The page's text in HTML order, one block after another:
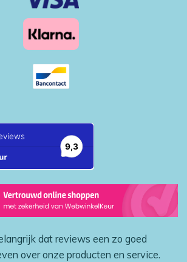
dat reviews een zo goed
over onze producten en service.